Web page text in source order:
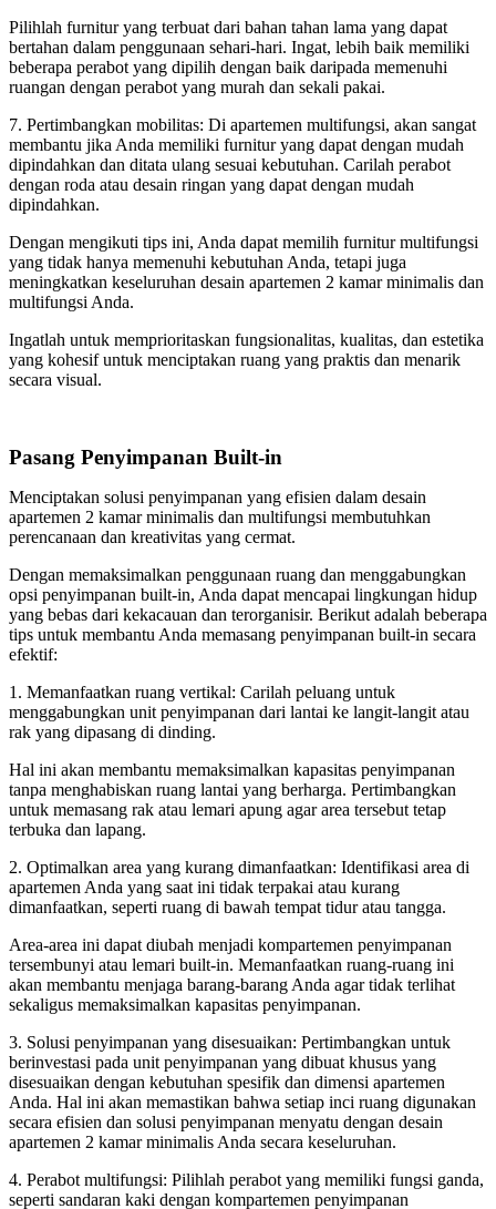
Pilihlah furnitur yang terbuat dari bahan tahan lama yang dapat
bertahan dalam penggunaan sehari-hari. Ingat, lebih baik memiliki
beberapa perabot yang dipilih dengan baik daripada memenuhi
ruangan dengan perabot yang murah dan sekali pakai.
7. Pertimbangkan mobilitas: Di apartemen multifungsi, akan sangat
membantu jika Anda memiliki furnitur yang dapat dengan mudah
dipindahkan dan ditata ulang sesuai kebutuhan. Carilah perabot
dengan roda atau desain ringan yang dapat dengan mudah
dipindahkan.
Dengan mengikuti tips ini, Anda dapat memilih furnitur multifungsi
yang tidak hanya memenuhi kebutuhan Anda, tetapi juga
meningkatkan keseluruhan desain apartemen 2 kamar minimalis dan
multifungsi Anda.
Ingatlah untuk memprioritaskan fungsionalitas, kualitas, dan estetika
yang kohesif untuk menciptakan ruang yang praktis dan menarik
secara visual.
Pasang Penyimpanan Built-in
Menciptakan solusi penyimpanan yang efisien dalam desain
apartemen 2 kamar minimalis dan multifungsi membutuhkan
perencanaan dan kreativitas yang cermat.
Dengan memaksimalkan penggunaan ruang dan menggabungkan
opsi penyimpanan built-in, Anda dapat mencapai lingkungan hidup
yang bebas dari kekacauan dan terorganisir. Berikut adalah beberapa
tips untuk membantu Anda memasang penyimpanan built-in secara
efektif:
1. Memanfaatkan ruang vertikal: Carilah peluang untuk
menggabungkan unit penyimpanan dari lantai ke langit-langit atau
rak yang dipasang di dinding.
Hal ini akan membantu memaksimalkan kapasitas penyimpanan
tanpa menghabiskan ruang lantai yang berharga. Pertimbangkan
untuk memasang rak atau lemari apung agar area tersebut tetap
terbuka dan lapang.
2. Optimalkan area yang kurang dimanfaatkan: Identifikasi area di
apartemen Anda yang saat ini tidak terpakai atau kurang
dimanfaatkan, seperti ruang di bawah tempat tidur atau tangga.
Area-area ini dapat diubah menjadi kompartemen penyimpanan
tersembunyi atau lemari built-in. Memanfaatkan ruang-ruang ini
akan membantu menjaga barang-barang Anda agar tidak terlihat
sekaligus memaksimalkan kapasitas penyimpanan.
3. Solusi penyimpanan yang disesuaikan: Pertimbangkan untuk
berinvestasi pada unit penyimpanan yang dibuat khusus yang
disesuaikan dengan kebutuhan spesifik dan dimensi apartemen
Anda. Hal ini akan memastikan bahwa setiap inci ruang digunakan
secara efisien dan solusi penyimpanan menyatu dengan desain
apartemen 2 kamar minimalis Anda secara keseluruhan.
4. Perabot multifungsi: Pilihlah perabot yang memiliki fungsi ganda,
seperti sandaran kaki dengan kompartemen penyimpanan